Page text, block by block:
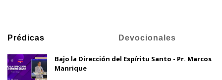
Prédicas Devocionales
Bajo la Dirección del Espíritu Santo - Pr. Marcos
Manrique